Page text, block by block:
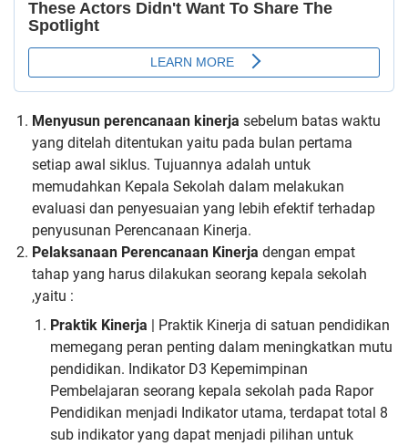
Menyusun perencanaan kinerja sebelum batas waktu
yang ditelah ditentukan yaitu pada bulan pertama
setiap awal siklus. Tujuannya adalah untuk
memudahkan Kepala Sekolah dalam melakukan
evaluasi dan penyesuaian yang lebih efektif terhadap
penyusunan Perencanaan Kinerja.
Pelaksanaan Perencanaan Kinerja dengan empat
tahap yang harus dilakukan seorang kepala sekolah
,yaitu :
Praktik Kinerja | Praktik Kinerja di satuan pendidikan
memegang peran penting dalam meningkatkan mutu
pendidikan. Indikator D3 Kepemimpinan
Pembelajaran seorang kepala sekolah pada Rapor
Pendidikan menjadi Indikator utama, terdapat total 8
sub indikator yang dapat menjadi pilihan untuk